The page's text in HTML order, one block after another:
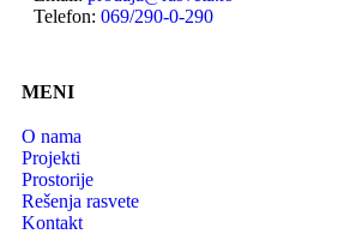
Telefon: 069/290-0-290
MENI
O nama
Projekti
Prostorije
Rešenja rasvete
Kontakt